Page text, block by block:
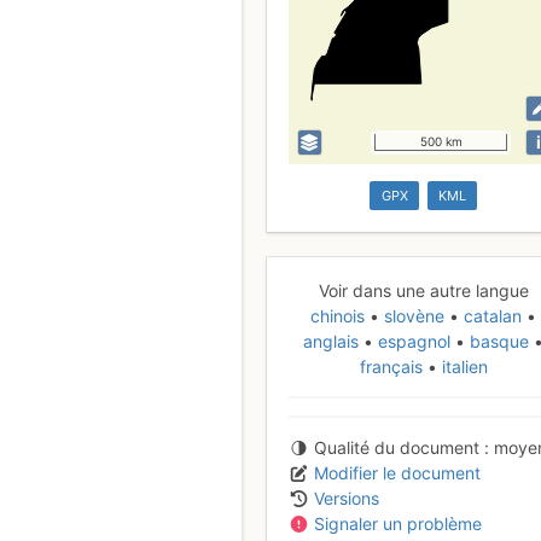
500 km i
GPX KML
Voir dans une autre langue
chinois
slovène
catalan
anglais
espagnol
basque
français
italien
Qualité du document
Modifier le document
Versions
Signaler un problème